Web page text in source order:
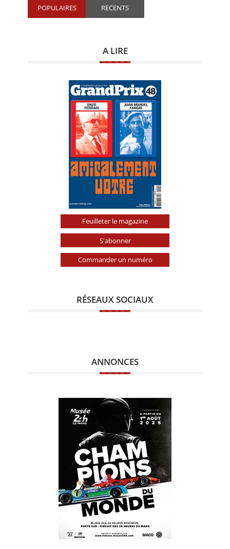
POPULAIRES RECENTS
A LIRE
Feuilleter le magazine
S'abonner
Commander un numéro
RÉSEAUX SOCIAUX
ANNONCES